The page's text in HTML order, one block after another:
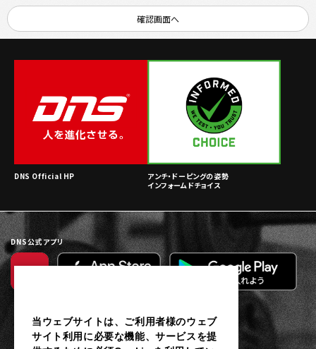
DNS Official HP
アンチ・ドーピングの姿勢
インフォームドチョイス
DNS公式アプリ
当ウェブサイトは、ご利用者様のウェブ
サイト利用に必要な機能、サービスを提